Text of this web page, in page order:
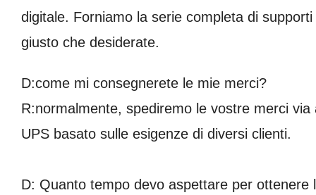
digitale. Forniamo la serie completa di
giusto che desiderate.
D:come mi consegnerete le mie merci?
R:normalmente, spediremo le vostre merci
UPS basato sulle esigenze di diversi clienti.
D: Quanto tempo devo aspettare per ottenere